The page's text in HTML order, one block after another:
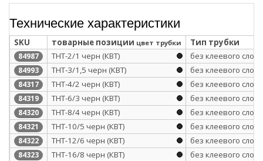
Технические характеристики
SKU товарные позиции цвет трубки Тип трубки
84987 ТНТ-2/1 черн (КВТ) без клеевого слоя
84993 ТНТ-3/1,5 черн (КВТ) без клеевого слоя
84317 ТНТ-4/2 черн (КВТ) без клеевого слоя
84319 ТНТ-6/3 черн (КВТ) без клеевого слоя
84320 ТНТ-8/4 черн (КВТ) без клеевого слоя
84321 ТНТ-10/5 черн (КВТ) без клеевого слоя
84322 ТНТ-12/6 черн (КВТ) без клеевого слоя
84323 ТНТ-16/8 черн (КВТ) без клеевого слоя